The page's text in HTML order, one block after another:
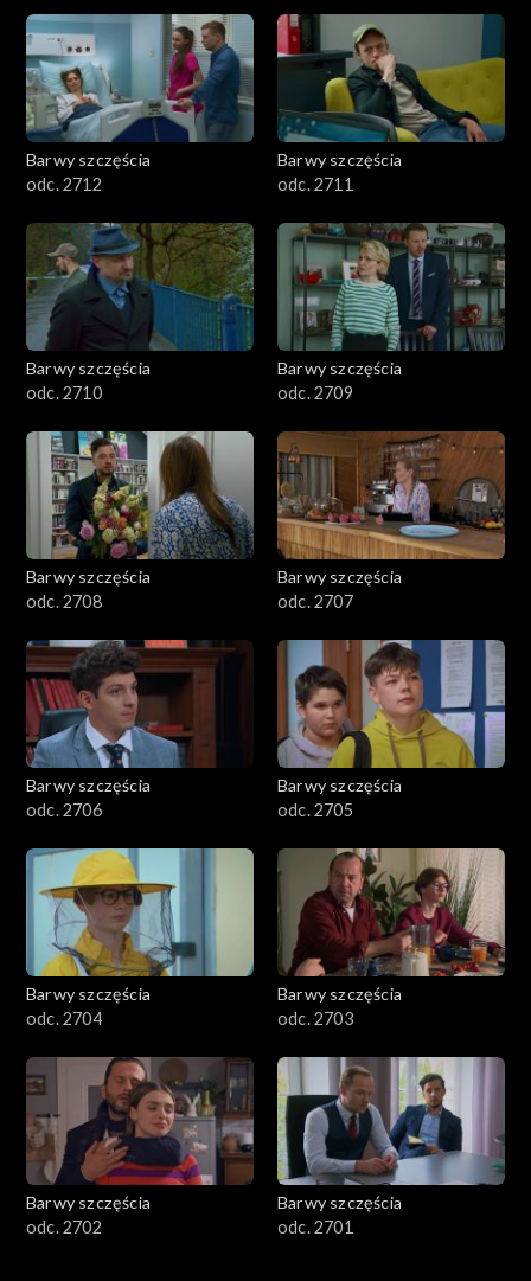
Barwy szczęścia
odc. 2712
Barwy szczęścia
odc. 2711
Barwy szczęścia
odc. 2710
Barwy szczęścia
odc. 2709
Barwy szczęścia
odc. 2708
Barwy szczęścia
odc. 2707
Barwy szczęścia
odc. 2706
Barwy szczęścia
odc. 2705
Barwy szczęścia
odc. 2704
Barwy szczęścia
odc. 2703
Barwy szczęścia
odc. 2702
Barwy szczęścia
odc. 2701